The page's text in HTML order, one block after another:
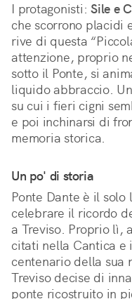
I protagonisti: Sile e
che scorrono placidi
rive di questa
attenzione, proprio
sotto il Ponte, si
liquido abbraccio.
su cui i fieri cigni
e poi inchinarsi di
memoria storica.
Un po' di storia
Ponte Dante è il solo
celebrare il ricordo
a Treviso. Proprio lì,
citati nella Cantica e
centenario della sua
Treviso decise di
ponte ricostruito in